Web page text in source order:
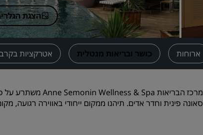
יעדים לאירועים
פתרונות לתעשייה
חיפוש טיסות
חיפוש טיסות
אוכל
הצגת
ארוחות כושר ובריאות מנטלית אטרקציות
סאונה פינית וחדר אדים. תיהנו ממקום ייחודי באווירה רגועה,